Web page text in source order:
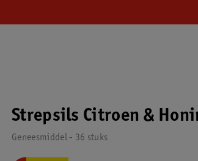
Strepsils Citroen &
Geneesmiddel - 36 stuks